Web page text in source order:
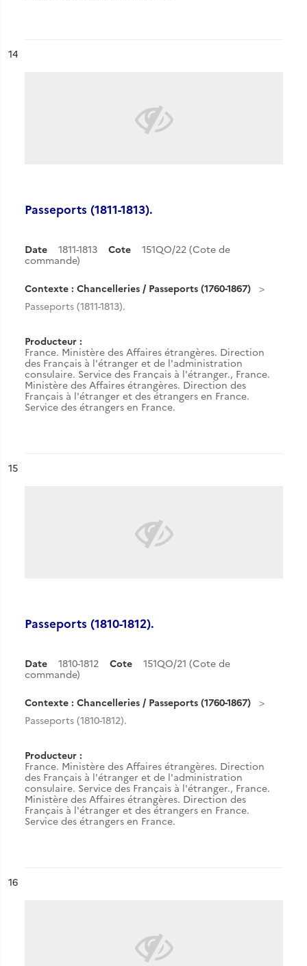
n°
14
Passeports (1811-1813).
Date 1811-1813 Cote
151QO/22 (Cote de
commande)
Contexte : Chancelleries / Passeports (1760-1867)
Passeports (1811-1813).
Producteur :
France. Ministère des Affaires étrangères. Direction
des Français à l'étranger et de l'administration
consulaire. Service des Français à l'étranger., France.
Ministère des Affaires étrangères. Direction des
Français à l'étranger et des étrangers en France.
Service des étrangers en France.
n°
15
Passeports (1810-1812).
Date 1810-1812 Cote
151QO/21 (Cote de
commande)
Contexte : Chancelleries / Passeports (1760-1867)
Passeports (1810-1812).
Producteur :
France. Ministère des Affaires étrangères. Direction
des Français à l'étranger et de l'administration
consulaire. Service des Français à l'étranger., France.
Ministère des Affaires étrangères. Direction des
Français à l'étranger et des étrangers en France.
Service des étrangers en France.
n°
16